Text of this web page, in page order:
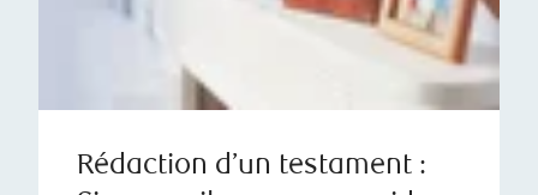
Rédaction d’un testament :